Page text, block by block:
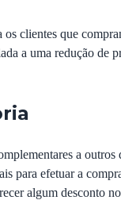
clientes que
a uma redução de
a
para efetuar a
algum desconto